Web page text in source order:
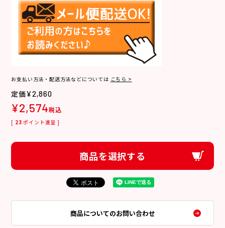
お支払い方法・配送方法などについては こちら >
¥2,860
¥2,574税込
[ 23 ポイント進呈 ]
商品を選択する
商品についてのお問い合わせ